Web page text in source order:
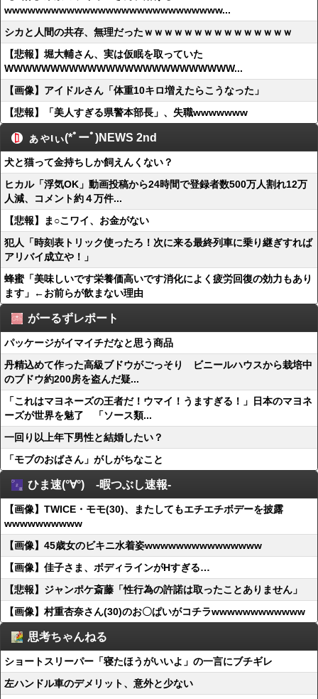
wwwwwwwwwwwwwwwwwwwwwwwwwwww...
シカと人間の共存、無理だったｗｗｗｗｗｗｗｗｗｗｗｗｗｗｗ
【悲報】堀大輔さん、実は仮眠を取っていた
WWWWWWWWWWWWWWWWWWWWWWWWW...
【画像】アイドルさん「体重10キロ増えたらこうなった」
【悲報】「美人すぎる県警本部長」、失職wwwwwww
ぁゃιぃ(*ﾟーﾟ)NEWS 2nd
犬と猫って金持ちしか飼えんくない？
ヒカル「浮気OK」動画投稿から24時間で登録者数500万人割れ12万
人減、コメント約４万件...
【悲報】ま○こワイ、お金がない
犯人「時刻表トリック使ったろ！次に来る最終列車に乗り継ぎすれば
アリバイ成立や！」
蜂蜜「美味しいです栄養価高いです消化によく疲労回復の効力もあり
ます」←お前らが飲まない理由
がーるずレポート
パッケージがイマイチだなと思う商品
丹精込めて作った高級ブドウがごっそり ビニールハウスから栽培中
のブドウ約200房を盗んだ疑...
「これはマヨネーズの王者だ！ウマイ！うますぎる！」日本のマヨネ
ーズが世界を魅了 「ソース類...
一回り以上年下男性と結婚したい？
「モブのおばさん」がしがちなこと
ひま速(°∀°) -暇つぶし速報-
【画像】TWICE・モモ(30)、またしてもエチエチボデーを披露
wwwwwwwwww
【画像】45歳女のビキニ水着姿wwwwwwwwwwwwwww
【画像】佳子さま、ボディラインがHすぎる…
【悲報】ジャンポケ斎藤「性行為の許諾は取ったことありません」
【画像】村重杏奈さん(30)のお〇ぱいがコチラwwwwwwwwwwww
思考ちゃんねる
ショートスリーパー「寝たほうがいいよ」の一言にブチギレ
左ハンドル車のデメリット、意外と少ない